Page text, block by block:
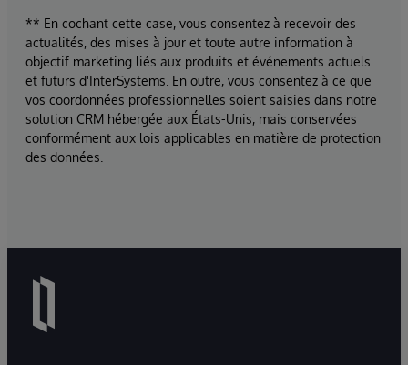
** En cochant cette case, vous consentez à recevoir des
actualités, des mises à jour et toute autre information à
objectif marketing liés aux produits et événements actuels
et futurs d'InterSystems. En outre, vous consentez à ce que
vos coordonnées professionnelles soient saisies dans notre
solution CRM hébergée aux États-Unis, mais conservées
conformément aux lois applicables en matière de protection
des données.